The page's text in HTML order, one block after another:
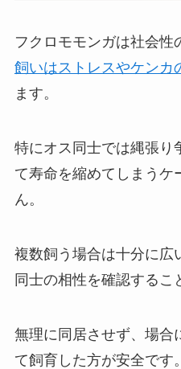
フクロモモンガは社会性
飼いはストレスやケンカ
ます。
特にオス同士では縄張り
て寿命を縮めてしまうケ
ん。
複数飼う場合は十分に広
同士の相性を確認するこ
無理に同居させず、場合
て飼育した方が安全です。